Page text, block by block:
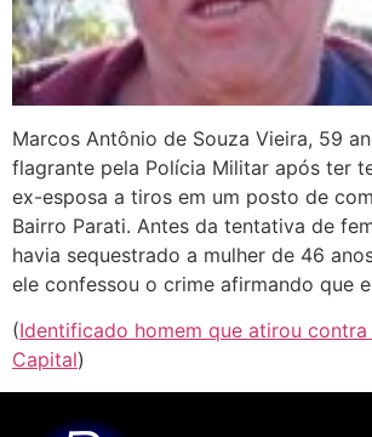
Marcos Antônio de Souza Vieira, 59
flagrante pela Polícia Militar após ter
ex-esposa a tiros em um posto de
Bairro Parati. Antes da tentativa de
havia sequestrado a mulher de 46
ele confessou o crime afirmando que
(Identificado homem que atirou contra
Capital)